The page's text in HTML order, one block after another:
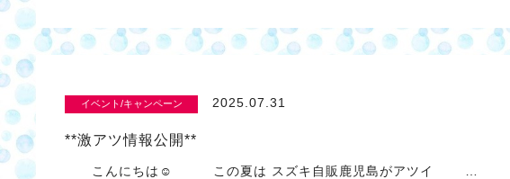
イベント/キャンペーン 2025.07.31
**激アツ情報公開**
こんにちは☺ この夏は スズキ自販鹿児島がアツイ …